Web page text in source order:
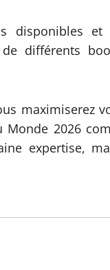
disponibles et
différents
maximiserez
2026
expertise,